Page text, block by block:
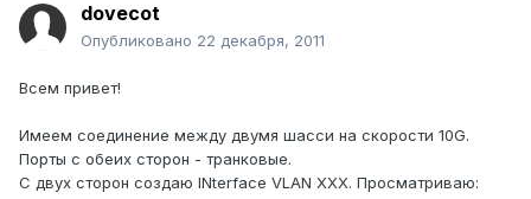
dovecot
Опубликовано 22 декабря, 2011
Всем привет!
Имеем соединение между двумя шасси на скорости 10G.
Порты с обеих сторон - транковые.
С двух сторон создаю INterface VLAN XXX. Просматриваю: